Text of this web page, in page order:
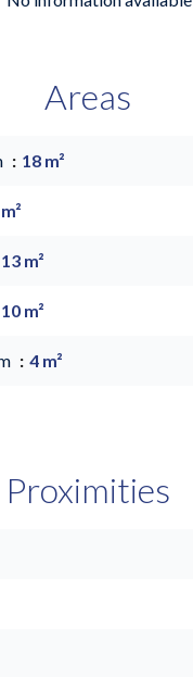
Areas
18 m²
13 m²
10 m²
4 m²
Proximities